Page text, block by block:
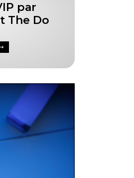
par
The Do